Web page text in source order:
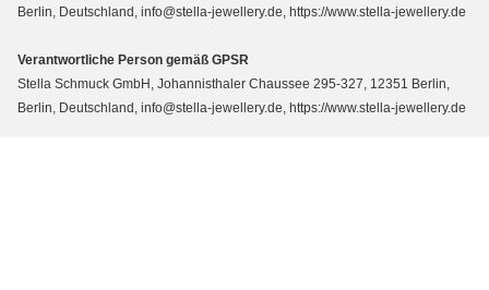
Berlin, Deutschland, info@stella-jewellery.de, https://www.stella-jewellery.de
Verantwortliche Person gemäß GPSR
Stella Schmuck GmbH, Johannisthaler Chaussee 295-327, 12351 Berlin,
Berlin, Deutschland, info@stella-jewellery.de, https://www.stella-jewellery.de